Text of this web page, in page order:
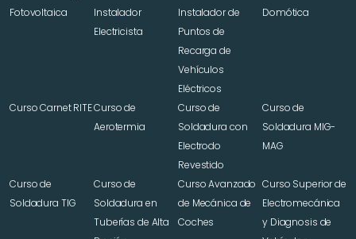
Fotovoltaica
Instalador
Electricista
Instalador de
Puntos de
Recarga de
Vehículos
Eléctricos
Domótica
Curso Carnet RITECurso de
Aerotermia
Curso de
Soldadura con
Electrodo
Revestido
Curso de
Soldadura MIG-
MAG
Curso de
Soldadura TIG
Curso de
Soldadura en
Tuberías de Alta
Curso Avanzado
de Mecánica de
Coches
Curso Superior de
Electromecánica
y Diagnosis de